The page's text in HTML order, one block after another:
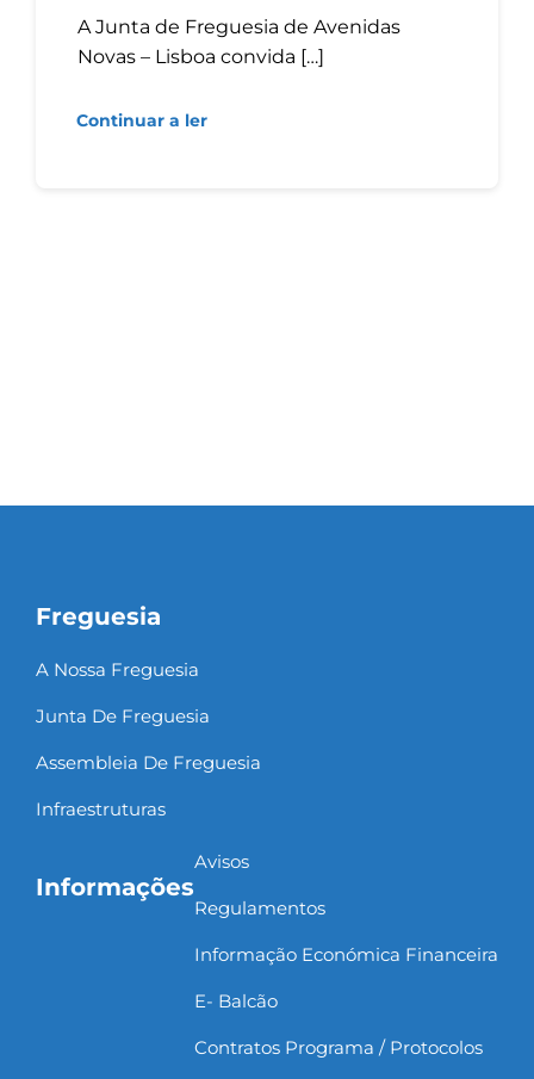
A Junta de Freguesia de Avenidas
Novas – Lisboa convida […]
Continuar a ler
Freguesia
A Nossa Freguesia
Junta De Freguesia
Assembleia De Freguesia
Infraestruturas
Informações
Avisos
Regulamentos
Informação Económica Financeira
E- Balcão
Contratos Programa / Protocolos